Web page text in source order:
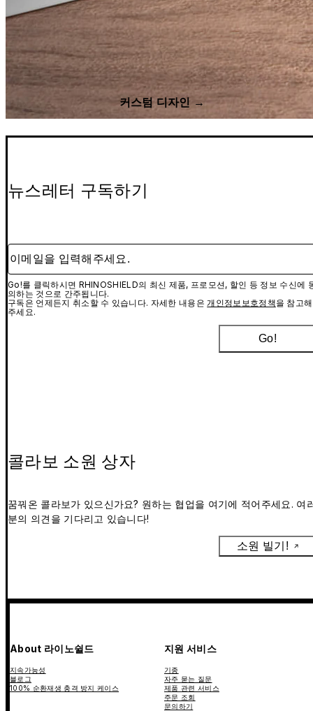
커스텀 디자인 →
뉴스레터 구독하기
이메일을 입력해주세요.
Go!를 클릭하시면 RHINOSHIELD의 최신 제품, 프로모션, 할인 등 정보 수신에
의하는 것으로 간주됩니다.
구독은 언제든지 취소할 수 있습니다. 자세한 내용은 개인정보보호정책을 참고해
주세요.
Go!
콜라보 소원 상자
꿈꿔온 콜라보가 있으신가요? 원하는 협업을 여기에 적어주세요. 여
분의 의견을 기다리고 있습니다!
소원 빌기!
About 라이노쉴드
지속가능성
블로그
100% 순환재생 충격 방지 케이스
지원 서비스
기종
자주 묻는 질문
제품 관련 서비스
주문 조회
문의하기